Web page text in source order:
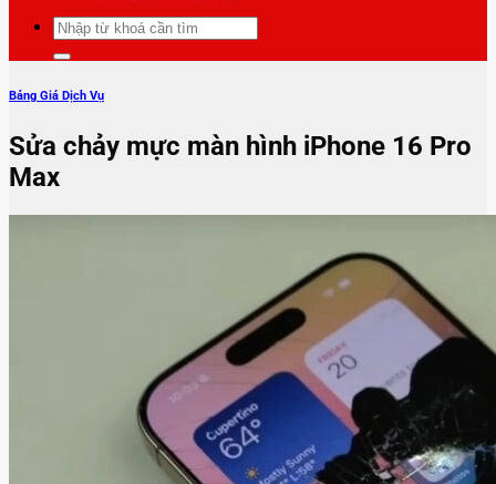
Tìm
kiếm:
Bảng Giá Dịch Vụ
Sửa chảy mực màn hình iPhone 16 Pro
Max